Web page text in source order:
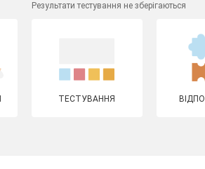
Результати тестування не зберігаються
ТЕСТУВАННЯ